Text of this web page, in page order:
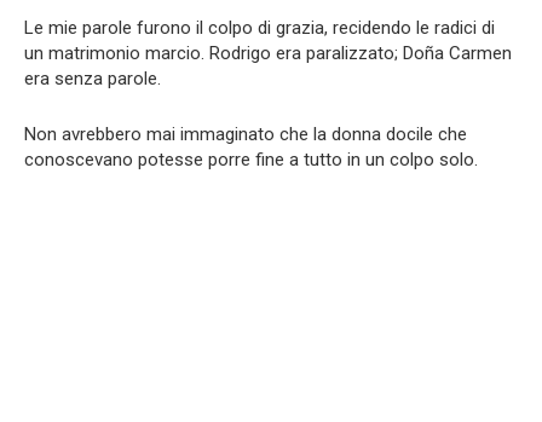
Le mie parole furono il colpo di grazia, recidendo le radici di
un matrimonio marcio. Rodrigo era paralizzato; Doña Carmen
era senza parole.
Non avrebbero mai immaginato che la donna docile che
conoscevano potesse porre fine a tutto in un colpo solo.